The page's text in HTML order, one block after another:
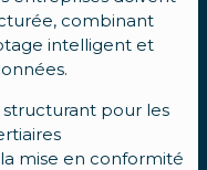
combinant
intelligent et
pour les
mise en conformité